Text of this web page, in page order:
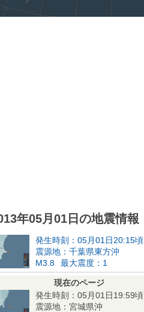
年05月01日の地震情報
発生時刻：05月01日20:15頃
震源地：千葉県東方沖
M3.8
最大震度：1
現在のページ
発生時刻：05月01日19:59頃
震源地：宮城県沖